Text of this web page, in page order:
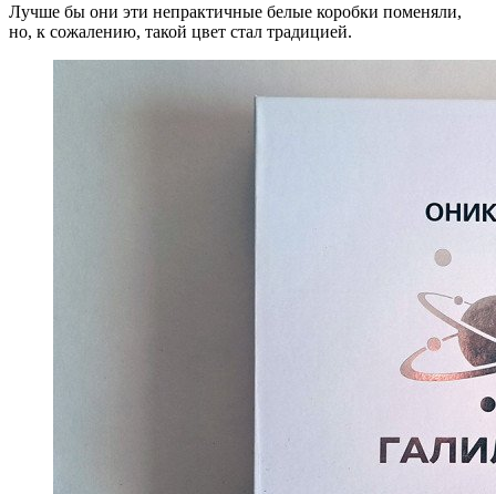
Лучше бы они эти непрактичные белые коробки поменяли,
но, к сожалению, такой цвет стал традицией.